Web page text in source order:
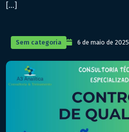
[…]
Sem categoria 6 de maio de 2025